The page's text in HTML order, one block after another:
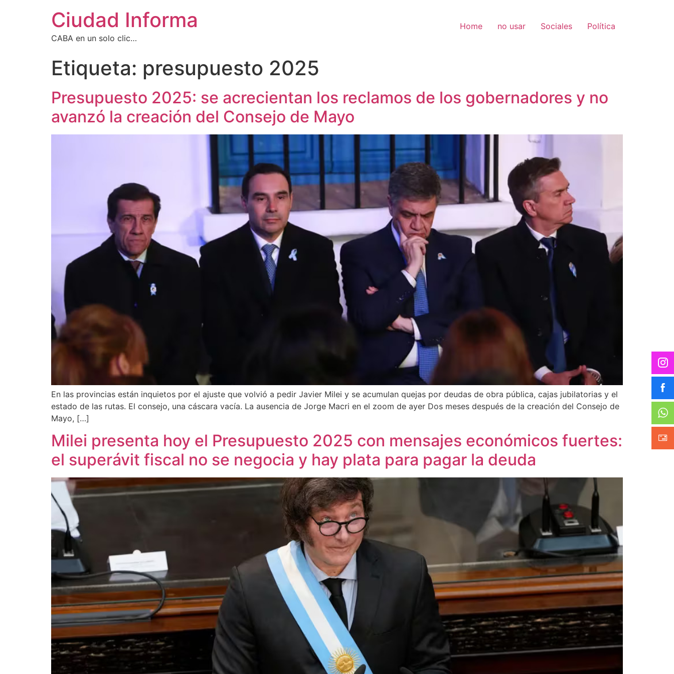
Ciudad Informa
CABA en un solo clic…
Home no usar Sociales Política
Etiqueta: presupuesto 2025
Presupuesto 2025: se acrecientan los reclamos de los gobernadores y no
avanzó la creación del Consejo de Mayo
En las provincias están inquietos por el ajuste que volvió a pedir Javier Milei y se acumulan quejas por deudas de obra pública, cajas jubilatorias y el
estado de las rutas. El consejo, una cáscara vacía. La ausencia de Jorge Macri en el zoom de ayer Dos meses después de la creación del Consejo de
Mayo, […]
Milei presenta hoy el Presupuesto 2025 con mensajes económicos fuertes:
el superávit fiscal no se negocia y hay plata para pagar la deuda